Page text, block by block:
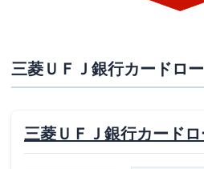
家族にばれることなくカー
三菱ＵＦＪ銀行カードロ
三菱ＵＦＪ銀行カードロ